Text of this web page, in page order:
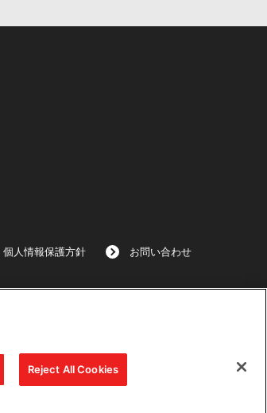
個人情報保護方針 お問い合わせ
Reject All Cookies